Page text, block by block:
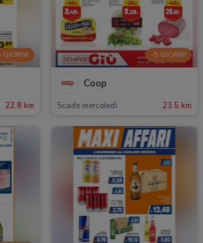
GIORNI
22.8 km
-5 GIORNI
Coop
Scade mercoledì 23.5 km